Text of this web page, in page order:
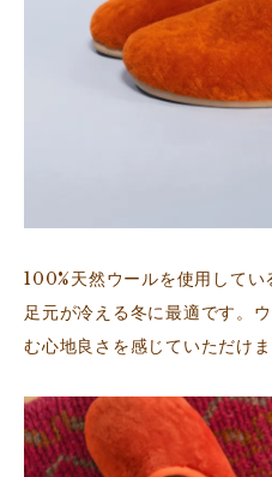
100%天然ウールを使用してい
足元が冷える冬に最適です。
む心地良さを感じていただけま